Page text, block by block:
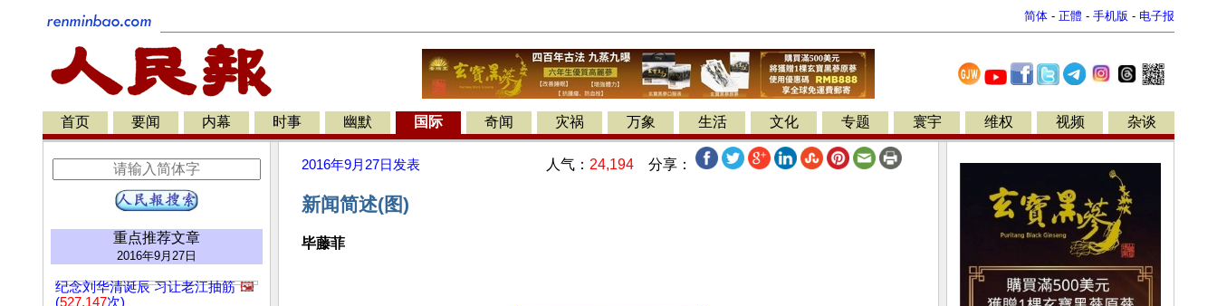
简体 - 正體 - 手机版 - 电子报
首页 要闻 内幕 时事 幽默 国际 奇闻 灾祸 万象 生活 文化 专题 寰宇 维权 视频 杂谈
重点推荐文章
2016年9月27日
纪念刘华清诞辰 习让老江抽筋 🖼️
(527,147次)
2016年9月27日 发表 人气： 24,194 分享：
新闻简述(图)
毕藤菲